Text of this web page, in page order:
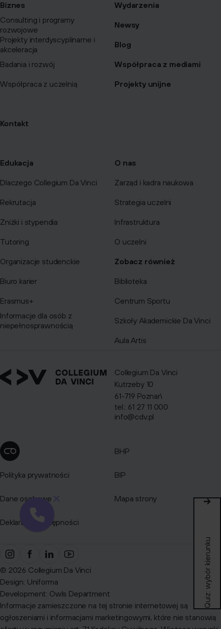
Quiz: wybór kierunku
Biznes
Consulting i programy
rozwojowe
Projekty interdyscyplinarne i
akceleracja
Badania i rozwój
Współpraca z uczelnią
Kontakt
Wydarzenia
Newsy
Blog
Współpraca z mediami
Projekty unijne
Edukacja
Dlaczego Collegium Da Vinci
Rekrutacja
Zniżki i stypendia
Tutoring
Organizacje studenckie
Biuro karier
Erasmus+
Informacje dla osób z
niepełnosprawnością
O nas
Zarząd i kadra naukowa
Strategia uczelni
Infrastruktura
O uczelni
Zobacz również
Biblioteka
Centrum Sportu
Szkoły Akademickie Da Vinci
Aula Artis
Collegium Da Vinci
Kutrzeby 10
61-719 Poznań
tel.: 61 27 11 000
info@cdv.pl
Zmień ustawienia cookies
Polityka prywatności
Dane osobowe
Deklaracja dostępności
BHP
BIP
Mapa strony
© 2026 Collegium Da Vinci
Design: Uniforma
Development: Owls Department
Informacje zamieszczone na tej stronie internetowej są
ogłoszeniami i informacjami marketingowymi, które nie stanowią